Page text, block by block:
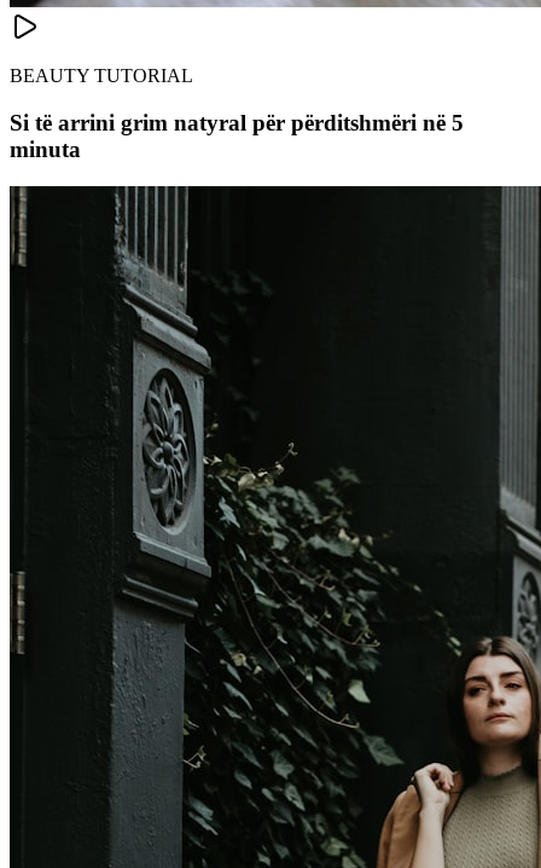
BEAUTY TUTORIAL
Si të arrini grim natyral për përditshmëri në 5
minuta